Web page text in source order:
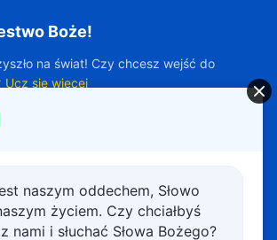
Boże!
na świat! Czy chcesz wejść do
Ucz się więcej
w Messengerze
naszym oddechem, Słowo
życiem. Czy chciałbyś
nami i słuchać Słowa Bożego?